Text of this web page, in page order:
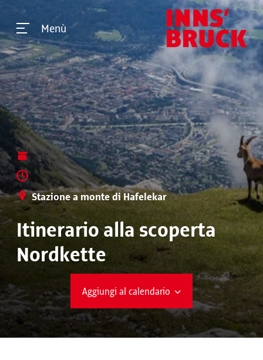
Menù
Stazione a monte di Hafelekar
Itinerario alla scoperta
Nordkette
Aggiungi al calendario